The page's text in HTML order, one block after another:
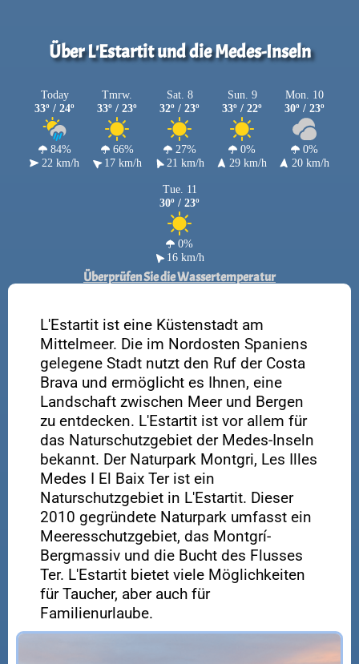
Über L'Estartit und die Medes-Inseln
Today
33º / 24º
84%
22 km/h
Tmrw.
33º / 23º
66%
17 km/h
Sat. 8
32º / 23º
27%
21 km/h
Sun. 9
33º / 22º
0%
29 km/h
Mon. 10
30º / 23º
0%
20 km/h
Tue. 11
30º / 23º
0%
16 km/h
Überprüfen Sie die Wassertemperatur
L'Estartit ist eine Küstenstadt am
Mittelmeer. Die im Nordosten Spaniens
gelegene Stadt nutzt den Ruf der Costa
Brava und ermöglicht es Ihnen, eine
Landschaft zwischen Meer und Bergen
zu entdecken. L'Estartit ist vor allem für
das Naturschutzgebiet der Medes-Inseln
bekannt. Der Naturpark Montgri, Les Illes
Medes I El Baix Ter ist ein
Naturschutzgebiet in L'Estartit. Dieser
2010 gegründete Naturpark umfasst ein
Meeresschutzgebiet, das Montgrí-
Bergmassiv und die Bucht des Flusses
Ter. L'Estartit bietet viele Möglichkeiten
für Taucher, aber auch für
Familienurlaube.